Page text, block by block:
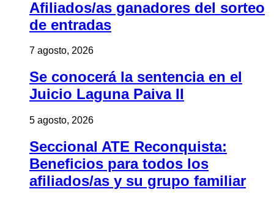
Afiliados/as ganadores del sorteo
de entradas
7 agosto, 2026
Se conocerá la sentencia en el
Juicio Laguna Paiva II
5 agosto, 2026
Seccional ATE Reconquista:
Beneficios para todos los
afiliados/as y su grupo familiar